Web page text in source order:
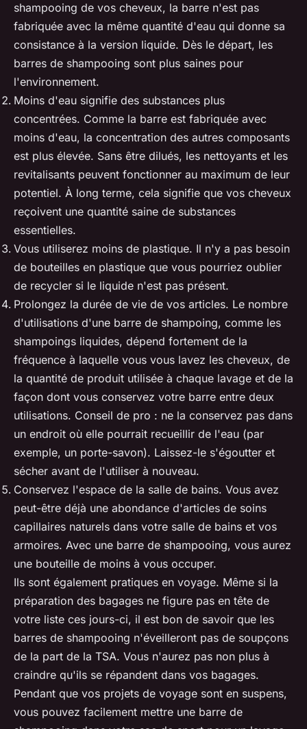
shampooing de vos cheveux, la barre n'est pas
fabriquée avec la même quantité d'eau qui donne sa
consistance à la version liquide. Dès le départ, les
barres de shampooing sont plus saines pour
l'environnement.
Moins d'eau signifie des substances plus
concentrées. Comme la barre est fabriquée avec
moins d'eau, la concentration des autres composants
est plus élevée. Sans être dilués, les nettoyants et les
revitalisants peuvent fonctionner au maximum de leur
potentiel. À long terme, cela signifie que vos cheveux
reçoivent une quantité saine de substances
essentielles.
Vous utiliserez moins de plastique. Il n'y a pas besoin
de bouteilles en plastique que vous pourriez oublier
de recycler si le liquide n'est pas présent.
Prolongez la durée de vie de vos articles. Le nombre
d'utilisations d'une barre de shampoing, comme les
shampoings liquides, dépend fortement de la
fréquence à laquelle vous vous lavez les cheveux, de
la quantité de produit utilisée à chaque lavage et de la
façon dont vous conservez votre barre entre deux
utilisations. Conseil de pro : ne la conservez pas dans
un endroit où elle pourrait recueillir de l'eau (par
exemple, un porte-savon). Laissez-le s'égoutter et
sécher avant de l'utiliser à nouveau.
Conservez l'espace de la salle de bains. Vous avez
peut-être déjà une abondance d'articles de soins
capillaires naturels dans votre salle de bains et vos
armoires. Avec une barre de shampooing, vous aurez
une bouteille de moins à vous occuper.
Ils sont également pratiques en voyage. Même si la
préparation des bagages ne figure pas en tête de
votre liste ces jours-ci, il est bon de savoir que les
barres de shampooing n'éveilleront pas de soupçons
de la part de la TSA. Vous n'aurez pas non plus à
craindre qu'ils se répandent dans vos bagages.
Pendant que vos projets de voyage sont en suspens,
vous pouvez facilement mettre une barre de